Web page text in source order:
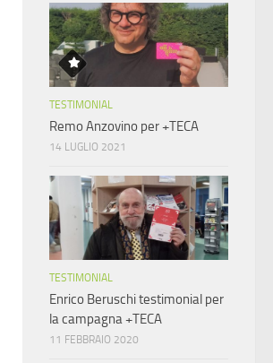
TESTIMONIAL
Remo Anzovino per +TECA
14 LUGLIO 2021
TESTIMONIAL
Enrico Beruschi testimonial per
la campagna +TECA
11 FEBBRAIO 2020